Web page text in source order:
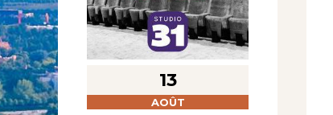
13
AOÛT